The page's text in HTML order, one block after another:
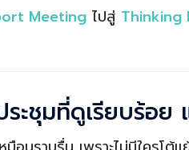
Meeting ไปสู่ Thinking
ะชุมที่ดูเรียบร้อย